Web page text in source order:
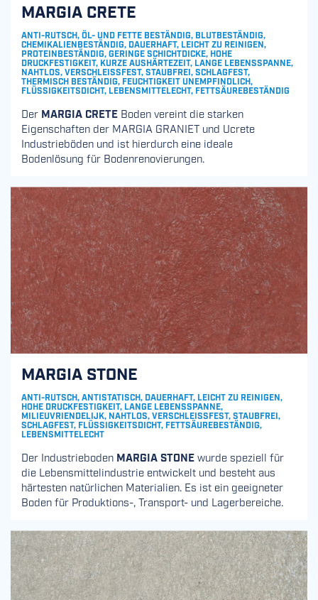
MARGIA CRETE
ANTI-RUTSCH, ÖL- UND FETTE BESTÄNDIG, BLUTBESTÄNDIG,
CHEMIKALIENBESTÄNDIG, DAUERHAFT, LEICHT ZU REINIGEN,
PROTEINBESTÄNDIG, GERINGE SCHICHTDICKE, HOHE
DRUCKFESTIGKEIT, KURZE AUSHÄRTEZEIT, LANGE LEBENSSPANNE,
NAHTLOS, VERSCHLEISSFEST, STAUBFREI, SCHLAGFEST, T
HERMISCH BESTÄNDIG, FEUCHTIGKEIT UNEMPFINDLICH, F
LÜSSIGKEITSDICHT, LEBENSMITTELECHT, FETTSÄUREBESTÄNDIG
Der MARGIA CRETE Boden vereint die starken
Eigenschaften der MARGIA GRANIET und Ucrete
Industrieböden und ist hierdurch eine ideale
Bodenlösung für Bodenrenovierungen.
MARGIA STONE
ANTI-RUTSCH, ANTISTATISCH, DAUERHAFT, LEICHT ZU REINIGEN,
HOHE DRUCKFESTIGKEIT, LANGE LEBENSSPANNE,
MILIEUVRIENDELIJK, NAHTLOS, VERSCHLEISSFEST, STAUBFREI, S
CHLAGFEST, FLÜSSIGKEITSDICHT, FETTSÄUREBESTÄNDIG, L
EBENSMITTELECHT
Der Industrieboden MARGIA STONE wurde speziell für
die Lebensmittelindustrie entwickelt und besteht aus
härtesten natürlichen Materialien. Es ist ein geeigneter
Boden für Produktions-, Transport- und Lagerbereiche.